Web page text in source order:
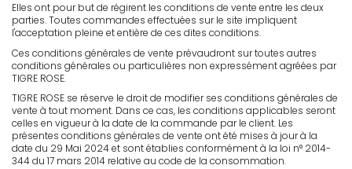
Elles ont pour but de régirent les conditions de vente entre les deux
parties. Toutes commandes effectuées sur le site impliquent
l'acceptation pleine et entière de ces dites conditions.
Ces conditions générales de vente prévaudront sur toutes autres
conditions générales ou particulières non expressément agréées par
TIGRE ROSE.
TIGRE ROSE se réserve le droit de modifier ses conditions générales de
vente à tout moment. Dans ce cas, les conditions applicables seront
celles en vigueur à la date de la commande par le client. Les
présentes conditions générales de vente ont été mises à jour à la
date du 29 Mai 2024 et sont établies conformément à la loi n° 2014-
344 du 17 mars 2014 relative au code de la consommation.